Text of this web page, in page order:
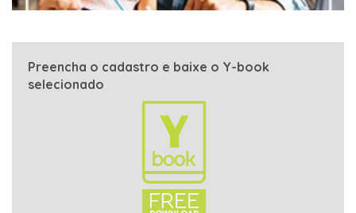
Preencha o cadastro e baixe o Y-book
selecionado